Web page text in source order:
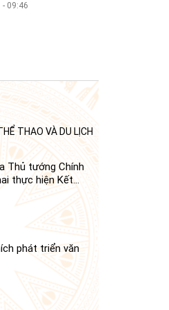
09:46
THAO VÀ DU LỊCH
Thủ tướng Chính
thực hiện Kết
6 năm 2024 của
quyết số 23-
của Bộ Chính trị
phát triển văn học,
phát triển văn